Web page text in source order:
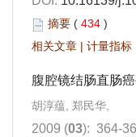
摘要 ( 434 )
相关文章 | 计量指标
腹腔镜结肠直肠
胡淳蕴, 郑民华,
2009 (03): 364-